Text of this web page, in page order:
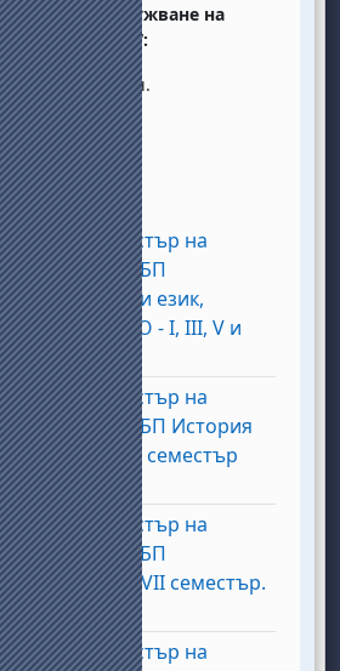
отдел „Обслужване на
и студенти“:
09:30 - 17:00 ч.
есенен семестър на
2027г. за БП
(Английски език,
литература) ДО - I, III, V и
Fichier
есенен семестър на
2027г. за БП История
ДО - I, III и V семестър
есенен семестър на
2027г. за БП
ДО - I, III, V и VII семестър.
есенен семестър на